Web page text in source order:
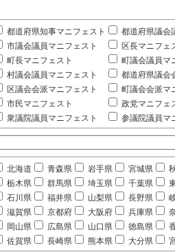
都道府県知事マニフェスト 都道府県議会
市議会議員マニフェスト
区長マニフェ
町長マニフェスト
町議会議員マ
村議会議員マニフェスト
都道府県議会
区議会会派マニフェスト
町議会会派マ
市民マニフェスト
政党マニフェ
衆議院議員マニフェスト
参議院議員マ
北海道 青森県 岩手県 宮城県
栃木県
群馬県 埼玉県 千葉県
石川県
福井県 山梨県 長野県
滋賀県
京都府 大阪府 兵庫県
岡山県
広島県 山口県 徳島県
佐賀県
長崎県 熊本県 大分県